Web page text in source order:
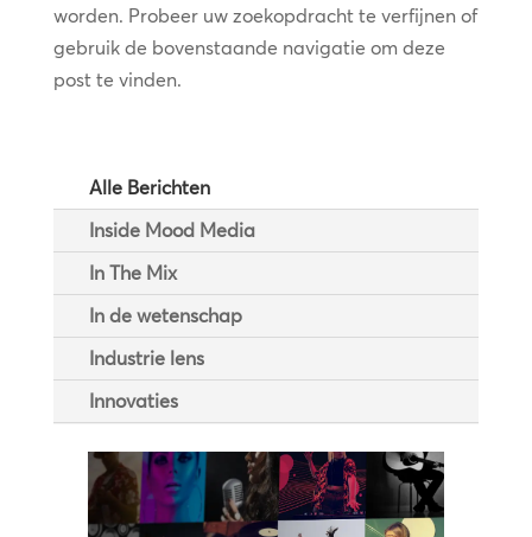
worden. Probeer uw zoekopdracht te verfijnen of
gebruik de bovenstaande navigatie om deze
post te vinden.
Alle Berichten
Inside Mood Media
In The Mix
In de wetenschap
Industrie lens
Innovaties